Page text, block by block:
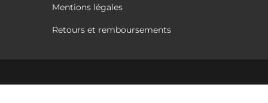
Mentions légales
Retours et remboursements